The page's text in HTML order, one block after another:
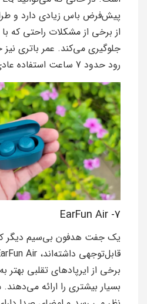
پیش‌فرض باس زیادی دارد و
جلوگیری می‌کند. عمر باتری
رود حدود 7 ساعت استفاده عادی در هر بار شارژ.
7- EarFun Air
یک جفت هدفون بی‌سیم دیگر
برخی از ایرپادهای تقلبی بهتر
بسیار بیشتری را ارائه